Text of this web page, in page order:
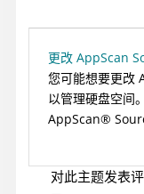
更改 AppScan
您可能想要更改
以管理硬盘空间
AppScan®
对此主题发表